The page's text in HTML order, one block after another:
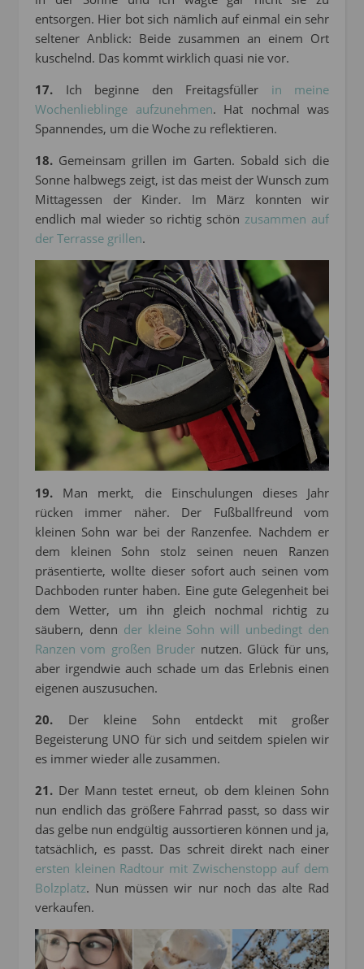
entsorgen. Hier bot sich nämlich auf einmal ein sehr
seltener Anblick: Beide zusammen an einem Ort
kuschelnd. Das kommt wirklich quasi nie vor.
17. Ich beginne den Freitagsfüller in meine
Wochenlieblinge aufzunehmen. Hat nochmal was
Spannendes, um die Woche zu reflektieren.
18. Gemeinsam grillen im Garten. Sobald sich die
Sonne halbwegs zeigt, ist das meist der Wunsch zum
Mittagessen der Kinder. Im März konnten wir
endlich mal wieder so richtig schön zusammen auf
der Terrasse grillen.
19. Man merkt, die Einschulungen dieses Jahr
rücken immer näher. Der Fußballfreund vom
kleinen Sohn war bei der Ranzenfee. Nachdem er
dem kleinen Sohn stolz seinen neuen Ranzen
präsentierte, wollte dieser sofort auch seinen vom
Dachboden runter haben. Eine gute Gelegenheit bei
dem Wetter, um ihn gleich nochmal richtig zu
säubern, denn der kleine Sohn will unbedingt den
Ranzen vom großen Bruder nutzen. Glück für uns,
aber irgendwie auch schade um das Erlebnis einen
eigenen auszusuchen.
20. Der kleine Sohn entdeckt mit großer
Begeisterung UNO für sich und seitdem spielen wir
es immer wieder alle zusammen.
21. Der Mann testet erneut, ob dem kleinen Sohn
nun endlich das größere Fahrrad passt, so dass wir
das gelbe nun endgültig aussortieren können und ja,
tatsächlich, es passt. Das schreit direkt nach einer
ersten kleinen Radtour mit Zwischenstopp auf dem
Bolzplatz. Nun müssen wir nur noch das alte Rad
verkaufen.